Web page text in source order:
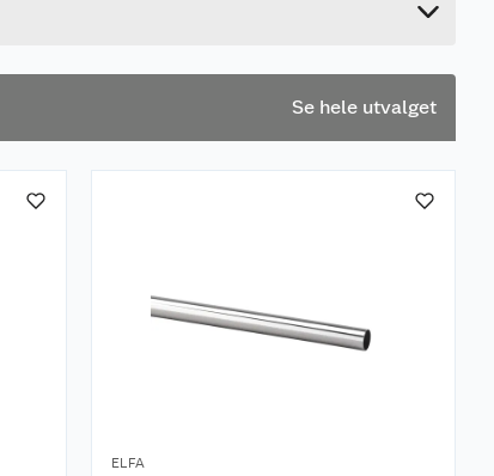
Se hele utvalget
ELFA